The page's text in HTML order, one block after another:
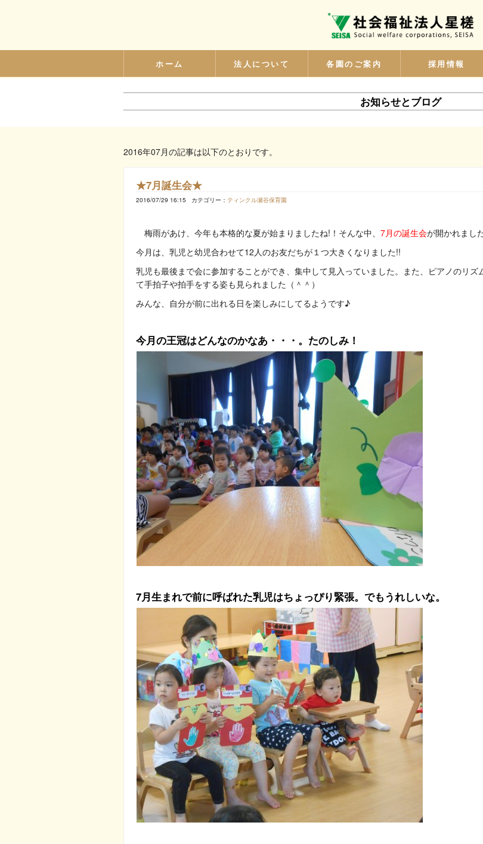
ホーム 法人について 各園のご案内 採用情報
お知らせとブログ
2016年07月の記事は以下のとおりです。
★7月誕生会★
2016/07/29 16:15 カテゴリー： ティンクル瀬谷保育園
梅雨があけ、今年も本格的な夏が始まりましたね!！そんな中、 7月の誕生会が開かれました
今月は、乳児と幼児合わせて12人のお友だちが１つ大きくなりました!!
乳児も最後まで会に参加することができ、集中して見入っていました。また、ピアノのリズ
て手拍子や拍手をする姿も見られました（＾＾）
みんな、自分が前に出れる日を楽しみにしてるようです♪
今月の王冠はどんなのかなあ・・・。たのしみ！
7月生まれで前に呼ばれた乳児はちょっぴり緊張。でもうれしいな。